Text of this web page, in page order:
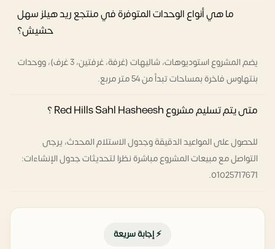
ما هي أنواع الوحدات المتوفرة في منتجع ريد هيلز سهل
حشيش؟
يضم المشروع استوديوهات، شاليهات (غرفة، غرفتين، 3 غرف)، ووحدات
بنتهاوس فاخرة بمساحات تبدأ من 54 متر مربع.
متى يتم تسليم مشروع Red Hills Sahl Hasheesh ؟
للحصول على المواعيد الدقيقة وجدول الاستلام المحدث، يرجى
التواصل مع مبيعات المشروع مباشرة نظرا لتحديثات جدول الإنشاءات:
01025717671.
⚡ إجابة سريعة